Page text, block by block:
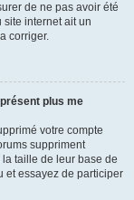
de ne pas avoir été
internet ait un
corriger.
plus me
votre compte
suppriment
taille de leur base de
et essayez de participer